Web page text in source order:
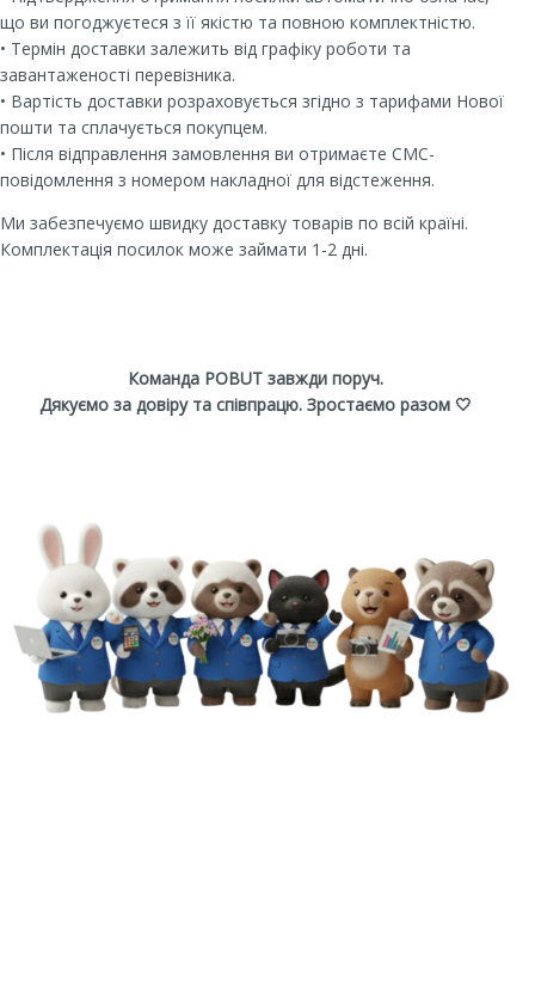
що ви погоджуєтеся з її якістю та повною комплектністю.
• Термін доставки залежить від графіку роботи та
завантаженості перевізника.
• Вартість доставки розраховується згідно з тарифами Нової
пошти та сплачується покупцем.
• Після відправлення замовлення ви отримаєте СМС-
повідомлення з номером накладної для відстеження.
Ми забезпечуємо швидку доставку товарів по всій країні.
Комплектація посилок може займати 1-2 дні.
Команда POBUT завжди поруч.
Дякуємо за довіру та співпрацю. Зростаємо разом 🤍